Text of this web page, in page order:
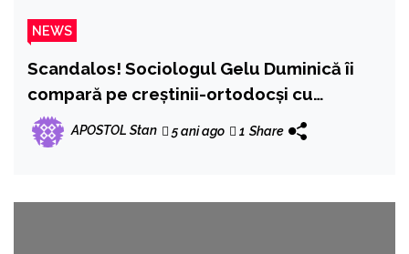
NEWS
Scandalos! Sociologul Gelu Duminică îi
compară pe creștinii-ortodocși cu
talibanii!
APOSTOL Stan 5 ani ago 1 Share